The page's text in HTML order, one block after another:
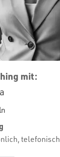
mit:
telefonisch